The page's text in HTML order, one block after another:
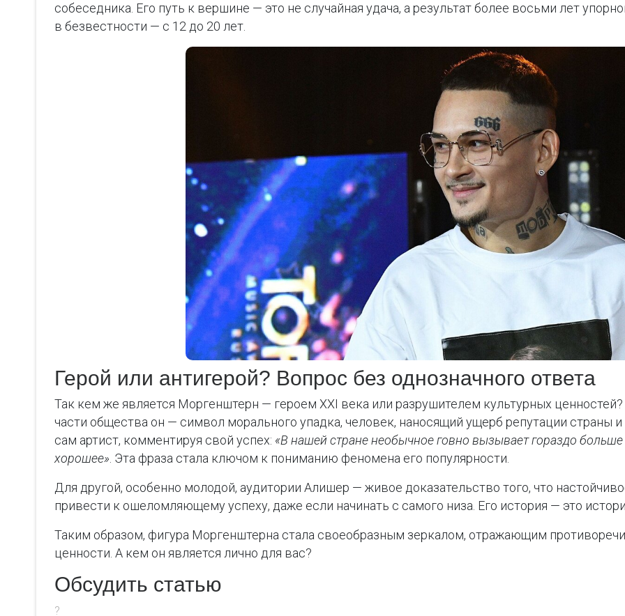
собеседника. Его путь к вершине — это не случайная удача, а результат более восьми лет
в безвестности — с 12 до 20 лет.
Герой или антигерой? Вопрос без однозначного ответа
Так кем же является Моргенштерн — героем XXI века или разрушителем культурных
части общества он — символ морального упадка, человек, наносящий ущерб репутации страны
сам артист, комментируя свой успех: «В нашей стране необычное говно вызывает гораздо
хорошее» . Эта фраза стала ключом к пониманию феномена его популярности.
Для другой, особенно молодой, аудитории Алишер — живое доказательство того, что
привести к ошеломляющему успеху, даже если начинать с самого низа. Его история — это
Таким образом, фигура Моргенштерна стала своеобразным зеркалом, отражающим
ценности. А кем он является лично для вас?
Обсудить статью
?